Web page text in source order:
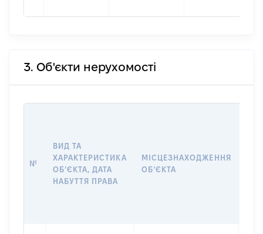
3. Об'єкти нерухомості
№
ВИД ТА
ХАРАКТЕРИСТИКА
ОБʼЄКТА, ДАТА
НАБУТТЯ ПРАВА
МІСЦЕЗНАХОДЖЕННЯ
ОБʼЄКТА